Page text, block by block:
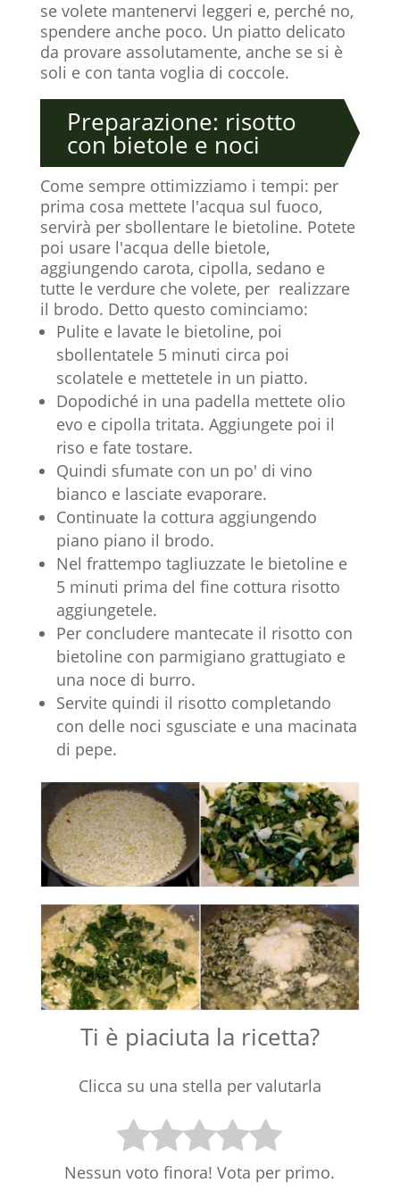
se volete mantenervi leggeri e, perché no,
spendere anche poco. Un piatto delicato
da provare assolutamente, anche se si è
soli e con tanta voglia di coccole.
Preparazione: risotto
con bietole e noci
Come sempre ottimizziamo i tempi: per
prima cosa mettete l'acqua sul fuoco,
servirà per sbollentare le bietoline. Potete
poi usare l'acqua delle bietole,
aggiungendo carota, cipolla, sedano e
tutte le verdure che volete, per realizzare
il brodo. Detto questo cominciamo:
Pulite e lavate le bietoline, poi
sbollentatele 5 minuti circa poi
scolatele e mettetele in un piatto.
Dopodiché in una padella mettete olio
evo e cipolla tritata. Aggiungete poi il
riso e fate tostare.
Quindi sfumate con un po' di vino
bianco e lasciate evaporare.
Continuate la cottura aggiungendo
piano piano il brodo.
Nel frattempo tagliuzzate le bietoline e
5 minuti prima del fine cottura risotto
aggiungetele.
Per concludere mantecate il risotto con
bietoline con parmigiano grattugiato e
una noce di burro.
Servite quindi il risotto completando
con delle noci sgusciate e una macinata
di pepe.
Ti è piaciuta la ricetta?
Clicca su una stella per valutarla
Nessun voto finora! Vota per primo.